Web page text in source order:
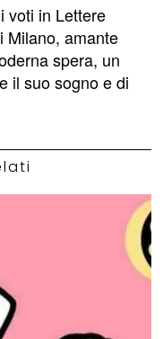
voti in Lettere
Milano, amante
spera, un
il suo sogno e di